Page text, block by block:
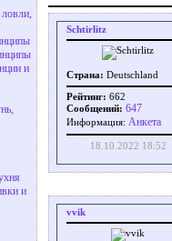
и
и
Schtirlitz
Страна: Deutschland
Рейтинг: 662
Сообщений: 647
Информация: Aнкета
18.10.2022 18:52
vvik